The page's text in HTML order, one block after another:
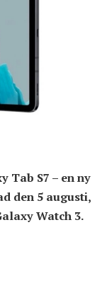
Tab S7 – en ny
den 5 augusti,
Watch 3.